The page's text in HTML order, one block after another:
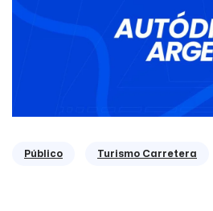
Público Turismo Carretera